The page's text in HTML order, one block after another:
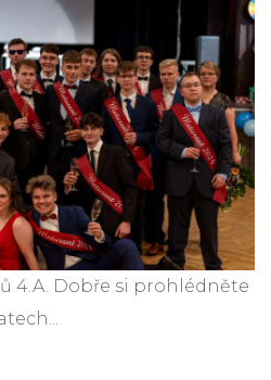
4.A. Dobře si prohlédněte